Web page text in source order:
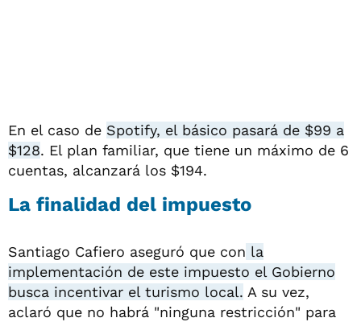
En el caso de Spotify, el básico pasará de $99 a
$128. El plan familiar, que tiene un máximo de 6
cuentas, alcanzará los $194.
La finalidad del impuesto
Santiago Cafiero aseguró que con la
implementación de este impuesto el Gobierno
busca incentivar el turismo local. A su vez,
aclaró que no habrá "ninguna restricción" para